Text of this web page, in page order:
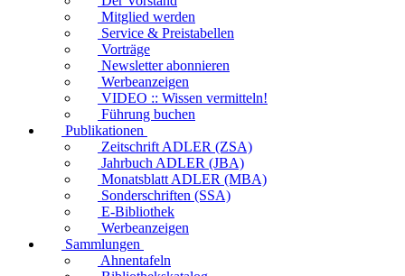
Mitglied werden
Service & Preistabellen
Vorträge
Newsletter abonnieren
Werbeanzeigen
VIDEO :: Wissen vermitteln!
Führung buchen
Publikationen
Zeitschrift ADLER (ZSA)
Jahrbuch ADLER (JBA)
Monatsblatt ADLER (MBA)
Sonderschriften (SSA)
E-Bibliothek
Werbeanzeigen
Sammlungen
Ahnentafeln